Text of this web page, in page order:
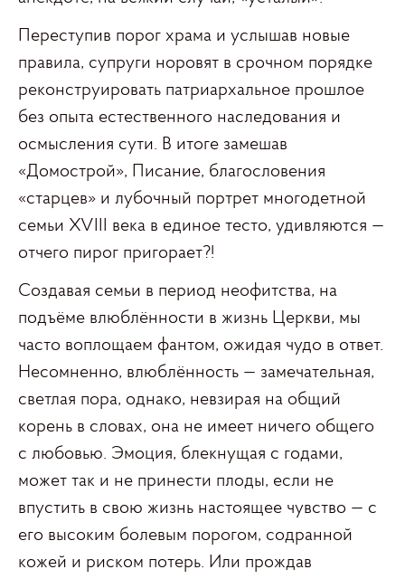
Переступив порог храма и услышав новые
правила, супруги норовят в срочном порядке
реконструировать патриархальное прошлое
без опыта естественного наследования и
осмысления сути. В итоге замешав
«Домострой», Писание, благословения
«старцев» и лубочный портрет многодетной
семьи XVIII века в единое тесто, удивляются —
отчего пирог пригорает?!
Создавая семьи в период неофитства, на
подъёме влюблённости в жизнь Церкви, мы
часто воплощаем фантом, ожидая чудо в ответ.
Несомненно, влюблённость — замечательная,
светлая пора, однако, невзирая на общий
корень в словах, она не имеет ничего общего
с любовью. Эмоция, блекнущая с годами,
может так и не принести плоды, если не
впустить в свою жизнь настоящее чувство — с
его высоким болевым порогом, содранной
кожей и риском потерь. Или прождав